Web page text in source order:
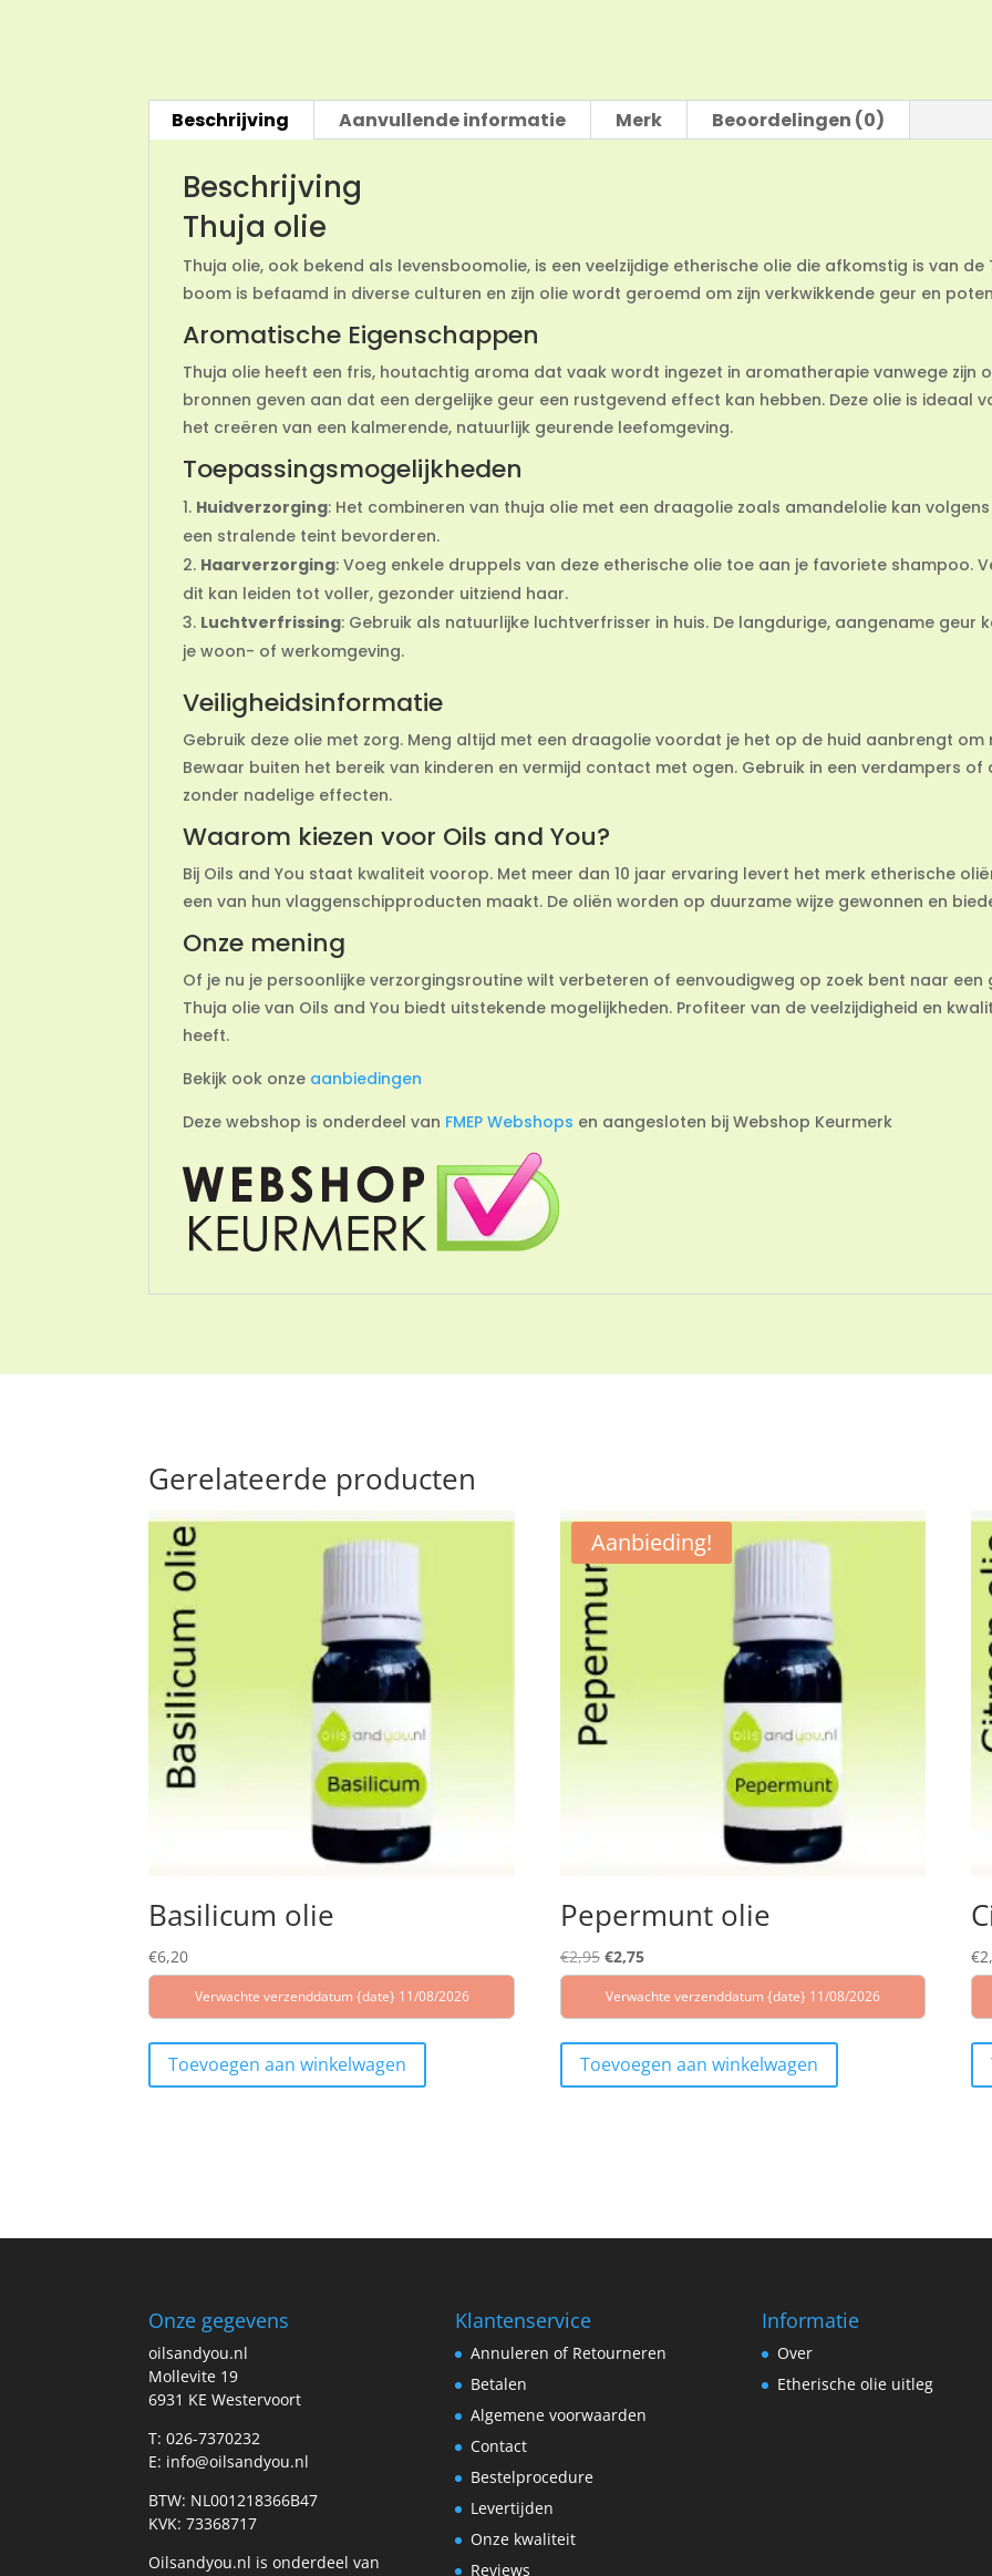
Beschrijving Aanvullende informatie Merk Beoordelingen (0)
Beschrijving
Thuja olie
Thuja olie, ook bekend als levensboomolie, is een veelzijdige etherische olie die afkomstig is van de
boom is befaamd in diverse culturen en zijn olie wordt geroemd om zijn verkwikkende geur en
Aromatische Eigenschappen
Thuja olie heeft een fris, houtachtig aroma dat vaak wordt ingezet in aromatherapie vanwege zijn
bronnen geven aan dat een dergelijke geur een rustgevend effect kan hebben. Deze olie is ideaal
het creëren van een kalmerende, natuurlijk geurende leefomgeving.
Toepassingsmogelijkheden
Huidverzorging: Het combineren van thuja olie met een draagolie zoals amandelolie kan
een stralende teint bevorderen.
Haarverzorging: Voeg enkele druppels van deze etherische olie toe aan je favoriete shampoo.
dit kan leiden tot voller, gezonder uitziend haar.
Luchtverfrissing: Gebruik als natuurlijke luchtverfrisser in huis. De langdurige, aangename
je woon- of werkomgeving.
Veiligheidsinformatie
Gebruik deze olie met zorg. Meng altijd met een draagolie voordat je het op de huid aanbrengt om
Bewaar buiten het bereik van kinderen en vermijd contact met ogen. Gebruik in een verdampers of
zonder nadelige effecten.
Waarom kiezen voor Oils and You?
Bij Oils and You staat kwaliteit voorop. Met meer dan 10 jaar ervaring levert het merk etherische
een van hun vlaggenschipproducten maakt. De oliën worden op duurzame wijze gewonnen en
Onze mening
Of je nu je persoonlijke verzorgingsroutine wilt verbeteren of eenvoudigweg op zoek bent naar een
Thuja olie van Oils and You biedt uitstekende mogelijkheden. Profiteer van de veelzijdigheid en
heeft.
Bekijk ook onze aanbiedingen
Deze webshop is onderdeel van FMEP Webshops en aangesloten bij Webshop Keurmerk
Gerelateerde producten
Basilicum olie
€6,20
Verwachte verzenddatum {date} 11/08/2026
Toevoegen aan winkelwagen
Aanbieding!
Pepermunt olie
€2,95 Oorspronkelijke
prijs
was:
€2,75Huidige
prijs
is:
Verwachte verzenddatum {date} 11/08/2026
Toevoegen aan winkelwagen
€
Onze gegevens
oilsandyou.nl
Mollevite 19
6931 KE Westervoort
T: 026-7370232
E: info@oilsandyou.nl
BTW: NL001218366B47
KVK: 73368717
Oilsandyou.nl is onderdeel van
Klantenservice
Annuleren of Retourneren
Betalen
Algemene voorwaarden
Contact
Bestelprocedure
Levertijden
Onze kwaliteit
Reviews
Informatie
Over
Etherische olie uitleg